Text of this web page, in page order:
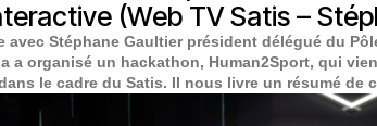
(Web TV Satis –
avec Stéphane Gaultier président délégué du
a organisé un hackathon, Human2Sport, qui
le cadre du Satis. Il nous livre un résumé de